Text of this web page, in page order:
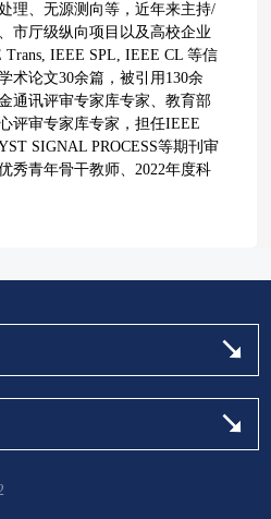
理、无源测向等，近年来主持/
市厅级纵向项目以及高校企业
IEEE SPL, IEEE CL 等信
术论文30余篇，被引用130余
通讯评审专家库专家、教育部
评审专家库专家，担任IEEE
SIGNAL PROCESS等期刊审
秀青年骨干教师、2022年度科